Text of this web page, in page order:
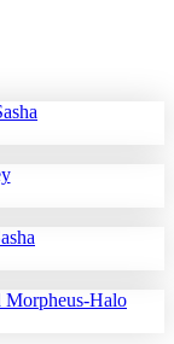
Morpheus-Halo